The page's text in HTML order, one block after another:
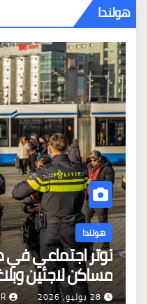
هولندا
هولندا
توتر اجتماعي في
مساكن لاجئين
برايد»
28 يوليو، 2026